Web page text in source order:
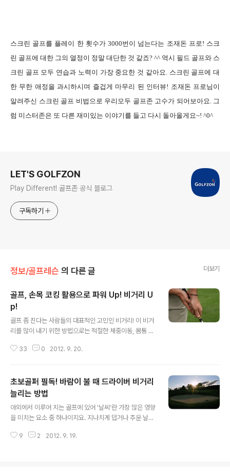
스크린 골프를 플레이 한 횟수가 3000번이 넘는다는 조재돈 프로! 스크
린 골프에 대한 그의 열정이 정말 대단한 것 같죠? ^^ 역시 필드 골프와 스
크린 골프 모두 연습과 노력이 가장 중요한 것 같아요. 스크린 골프에 대
한 무한 애정을 과시하시며 즐겁게 마무리 된 인터뷰! 조재돈 프로님이
알려주신 스크린 골프 비법으로 우리모두 골프존 고수가 되어보아요. 그
럼 미스터존은 또 다른 재미있는 이야기를 들고 다시 돌아올게요~! ^0^
LET'S GOLFZON
Play Different! 골프존 공식 블로그
구독하기
정보/골프레슨 의 다른 글 더보기
골프, 손목 코킹 활용으로 파워 Up! 비거리 U
p!
골프 좀 친다는 사람들의 대표적인 고민인 비거리! 이 비거
리를 많이 내기 위한 방법으로는 적절한 체중이동, 몸통 회
방법들이 있답니다. 이러한 여러 방법 중 하나가 스윙을 할
에 도움을 준다는 사실! 모두 알고 계셨나요? ^^; 하지만,
초보골퍼 가운데 코킹을 제대로 하는 경우는 의외로 많지
않답니다. 뿐만 아니라, 손목을 언제 꺾고, 언제 풀어야 할
지 몰라 고민이신 분들도 상당히 많다고 하네요. 오늘은 미
스터 존과 함께 이 손목 코킹을 제대로만 해도 파워와 비거
리가 모두 함께 상승하는 방법에 대해 알아보아요! ^^ 코킹
33 0 2012. 9. 20.
초보골퍼 필독! 바람이 불 때 드라이버 비거리
늘리는 방법
야외에서 이루어 지는 골프에 있어 '날씨'란 가장 많은 영향
을 미치는 요소 중 하나이지요. 지나치게 덥거나 추운 날씨
시야에 방해를 주어 볼의 착지까지 영향을 주기 때문이지
9 2 2012. 9. 19.